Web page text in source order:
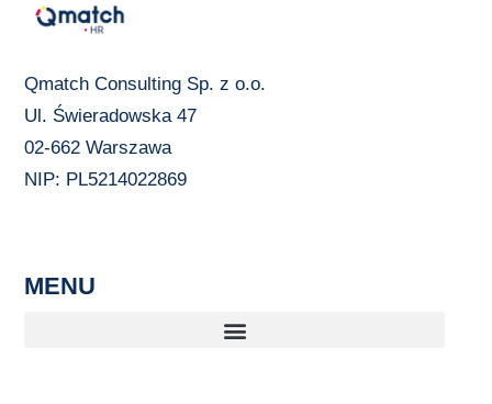
Qmatch Consulting Sp. z o.o.
Ul. Świeradowska 47
02-662 Warszawa
NIP: PL5214022869
MENU